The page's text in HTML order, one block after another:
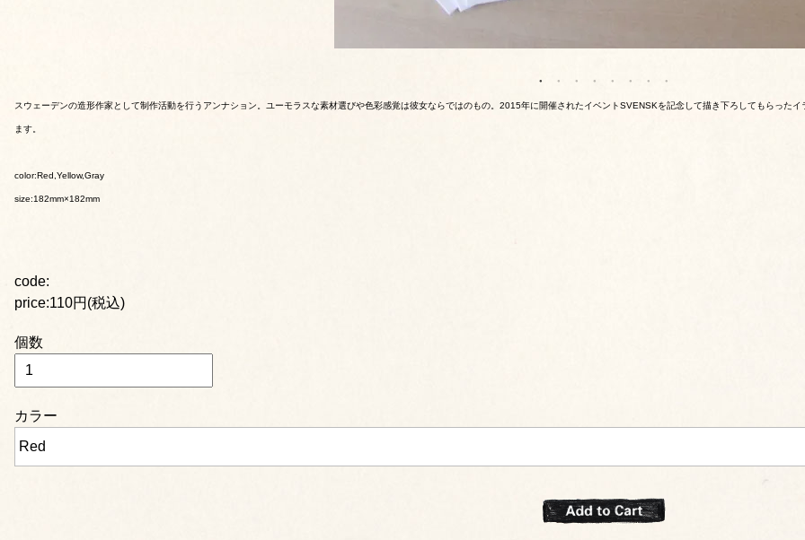
スウェーデンの造形作家として制作活動を行うアンナション。ユーモラスな素材選びや色彩感覚は彼女ならではのもの。2015年に開催されたイベントSVENSKを記念して描き下ろしてもらった
ます。
color:Red,Yellow,Gray
size:182mm×182mm
code:
price:110円(税込)
個数
カラー